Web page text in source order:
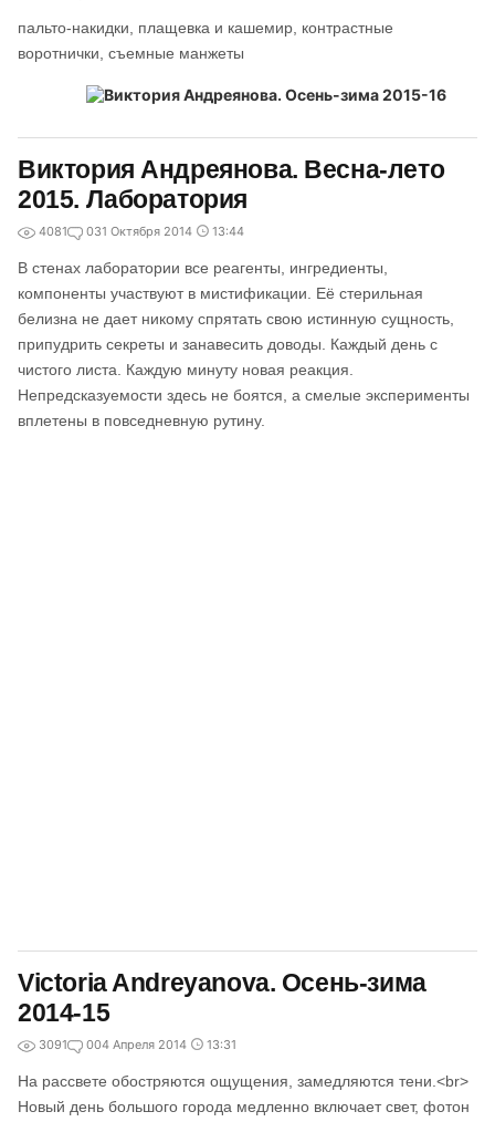
пальто-накидки, плащевка и кашемир, контрастные
воротнички, съемные манжеты
Виктория Андреянова. Весна-лето
2015. Лаборатория
4081 031 Октября 2014 13:44
В стенах лаборатории все реагенты, ингредиенты,
компоненты участвуют в мистификации. Её стерильная
белизна не дает никому спрятать свою истинную сущность,
припудрить секреты и занавесить доводы. Каждый день с
чистого листа. Каждую минуту новая реакция.
Непредсказуемости здесь не боятся, а смелые эксперименты
вплетены в повседневную рутину.
Victoria Andreyanova. Осень-зима
2014-15
3091 004 Апреля 2014 13:31
На рассвете обостряются ощущения, замедляются тени.<br>
Новый день большого города медленно включает свет, фотон